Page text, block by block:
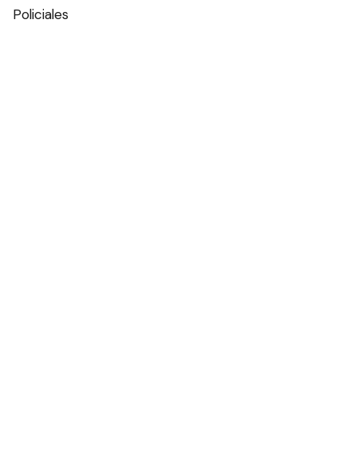
Policiales